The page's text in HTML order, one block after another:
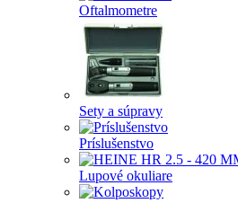
Oftalmometre
Sety a súpravy
Príslušenstvo
Lupové okuliare